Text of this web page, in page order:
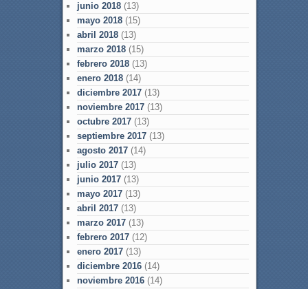
junio 2018(13)
mayo 2018(15)
abril 2018(13)
marzo 2018(15)
febrero 2018(13)
enero 2018(14)
diciembre 2017(13)
noviembre 2017(13)
octubre 2017(13)
septiembre 2017(13)
agosto 2017(14)
julio 2017(13)
junio 2017(13)
mayo 2017(13)
abril 2017(13)
marzo 2017(13)
febrero 2017(12)
enero 2017(13)
diciembre 2016(14)
noviembre 2016(14)